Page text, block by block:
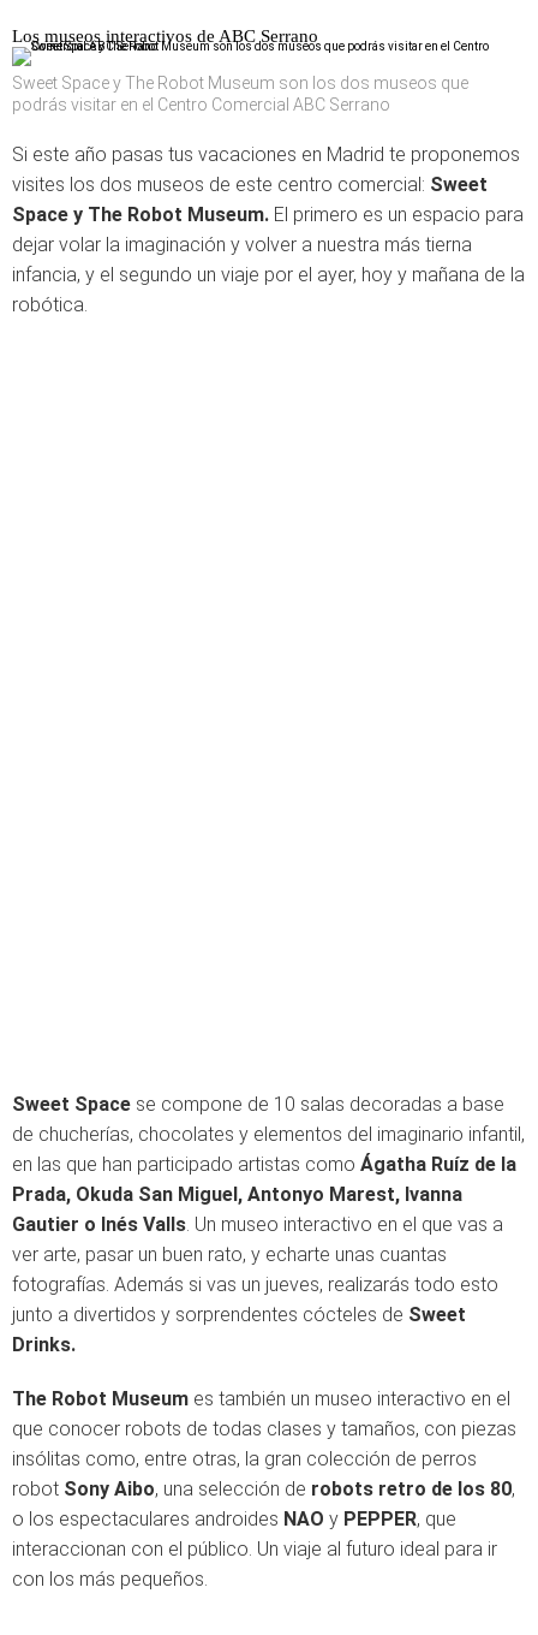
Los museos interactivos de ABC Serrano
Sweet Space y The Robot Museum son los dos museos que
podrás visitar en el Centro Comercial ABC Serrano
Si este año pasas tus vacaciones en Madrid te proponemos
visites los dos museos de este centro comercial: Sweet
Space y The Robot Museum. El primero es un espacio para
dejar volar la imaginación y volver a nuestra más tierna
infancia, y el segundo un viaje por el ayer, hoy y mañana de la
robótica.
Sweet Space se compone de 10 salas decoradas a base
de chucherías, chocolates y elementos del imaginario infantil,
en las que han participado artistas como Ágatha Ruíz de la
Prada, Okuda San Miguel, Antonyo Marest, Ivanna
Gautier o Inés Valls. Un museo interactivo en el que vas a
ver arte, pasar un buen rato, y echarte unas cuantas
fotografías. Además si vas un jueves, realizarás todo esto
junto a divertidos y sorprendentes cócteles de Sweet
Drinks.
The Robot Museum es también un museo interactivo en el
que conocer robots de todas clases y tamaños, con piezas
insólitas como, entre otras, la gran colección de perros
robot Sony Aibo, una selección de robots retro de los 80,
o los espectaculares androides NAO y PEPPER, que
interaccionan con el público. Un viaje al futuro ideal para ir
con los más pequeños.